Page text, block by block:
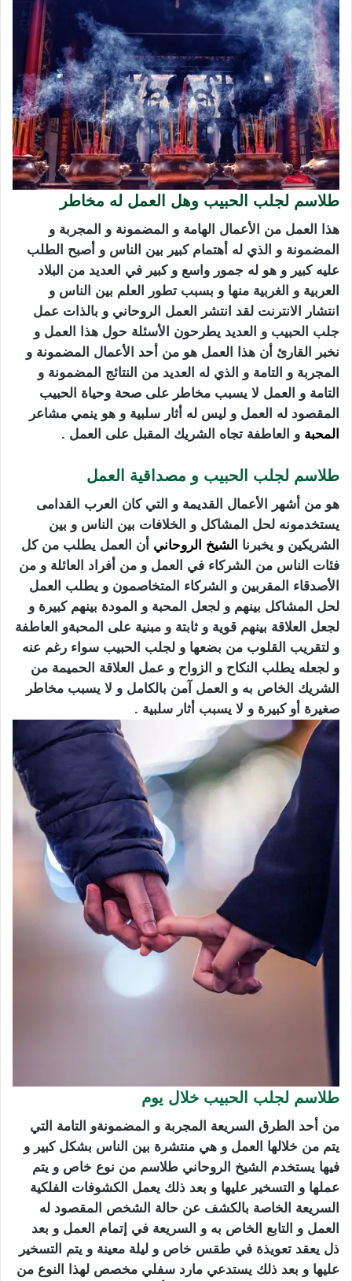
طلاسم لجلب الحبيب وهل العمل له مخاطر
هذا العمل من الأعمال الهامة و المضمونة و المجربة و
المضمونة و الذي له أهتمام كبير بين الناس و أصبح الطلب
عليه كبير و هو له جمور واسع و كبير في العديد من البلاد
العربية و الغربية منها و بسبب تطور العلم بين الناس و
انتشار الانترنت لقد انتشر العمل الروحاني و بالذات عمل
جلب الحبيب و العديد يطرحون الأسئلة حول هذا العمل و
نخبر القارئ أن هذا العمل هو من أحد الأعمال المضمونة و
المجربة و التامة و الذي له العديد من النتائج المضمونة و
التامة و العمل لا يسبب مخاطر على صحة وحياة الحبيب
المقصود له العمل و ليس له أثار سلبية و هو ينمي مشاعر
المحبة و العاطفة تجاه الشريك المقبل على العمل .
طلاسم لجلب الحبيب و مصداقية العمل
هو من أشهر الأعمال القديمة و التي كان العرب القدامى
يستخدمونه لحل المشاكل و الخلافات بين الناس و بين
الشريكين و يخبرنا الشيخ الروحاني أن العمل يطلب من كل
فئات الناس من الشركاء في العمل و من أفراد العائلة و من
الأصدقاء المقربين و الشركاء المتخاصمون و يطلب العمل
لحل المشاكل بينهم و لجعل المحبة و المودة بينهم كبيرة و
لجعل العلاقة بينهم قوية و ثابتة و مبنية على المحبةو العاطفة
و لتقريب القلوب من بضعها و لجلب الحبيب سواء رغم عنه
و لجعله يطلب النكاح و الزواح و عمل العلاقة الحميمة من
الشريك الخاص به و العمل آمن بالكامل و لا يسبب مخاطر
صغيرة أو كبيرة و لا يسبب أثار سلبية .
طلاسم لجلب الحبيب خلال يوم
من أحد الطرق السريعة المجربة و المضمونةو التامة التي
يتم من خلالها العمل و هي منتشرة بين الناس بشكل كبير و
فيها يستخدم الشيخ الروحاني طلاسم من نوع خاص و يتم
عملها و التسخير عليها و بعد ذلك يعمل الكشوفات الفلكية
السريعة الخاصة بالكشف عن حالة الشخص المقصود له
العمل و التابع الخاص به و السريعة في إتمام العمل و بعد
ذل يعقد تعويذة في طقس خاص و ليلة معينة و يتم التسخير
عليها و بعد ذلك يستدعي مارد سفلي مخصص لهذا النوع من